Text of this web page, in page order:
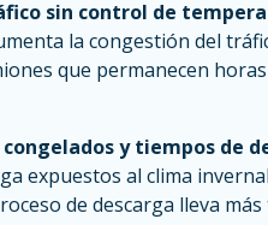
sin control de
la congestión del
que permanecen
y tiempos de
expuestos al clima
de descarga lleva